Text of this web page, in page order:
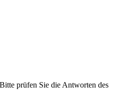
prüfen Sie die Antworten des